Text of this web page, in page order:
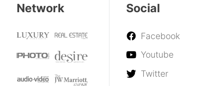
Network Social
Facebook
Youtube
Twitter